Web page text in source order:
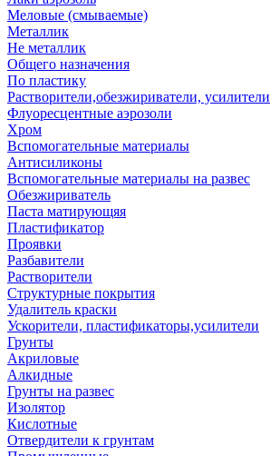
Меловые (смываемые)
Металлик
Не металлик
Общего назначения
По пластику
Растворители,обезжириватели, усилители
Флуоресцентные аэрозоли
Хром
Вспомогательные материалы
Антисиликоны
Вспомогательные материалы на развес
Обезжириватель
Паста матирующяя
Пластификатор
Проявки
Разбавители
Растворители
Структурные покрытия
Удалитель краски
Ускорители, пластификаторы,усилители
Грунты
Акриловые
Алкидные
Грунты на развес
Изолятор
Кислотные
Отвердители к грунтам